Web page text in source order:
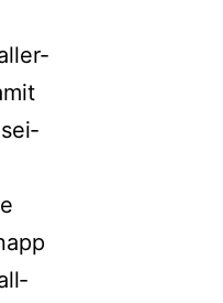
sei­